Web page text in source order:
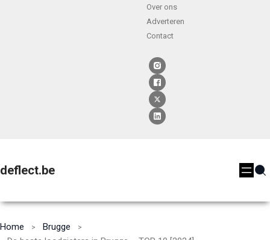
Over ons
Adverteren
Contact
deflect.be
Home
Brugge